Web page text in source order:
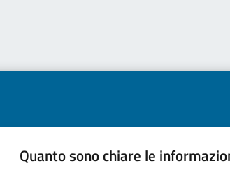
Quanto sono chiare le